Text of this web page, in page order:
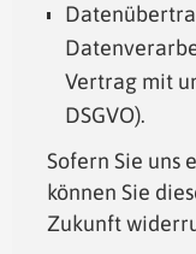
Vertrag mit
DSGVO).
Sofern Sie uns
können Sie
Zukunft